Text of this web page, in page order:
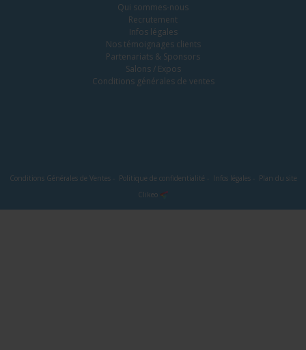
Qui sommes-nous
Recrutement
Infos légales
Nos témoignages clients
Partenariats & Sponsors
Salons / Expos
Conditions générales de ventes
Conditions Générales de Ventes- Politique de confidentialité - Infos légales- Plan du site
Clikeo